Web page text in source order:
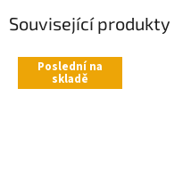
Související produkty
Poslední na
skladě